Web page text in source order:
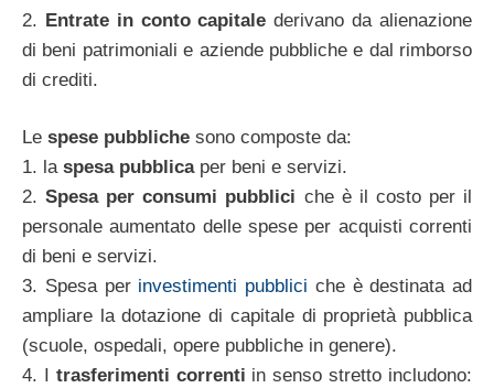
2. Entrate in conto capitale derivano da alienazione
di beni patrimoniali e aziende pubbliche e dal rimborso
di crediti.
Le spese pubbliche sono composte da:
1. la spesa pubblicaper beni e servizi.
2.Spesa per consumi pubblici che è il costo per il
personale aumentato delle spese per acquisti correnti
di beni e servizi.
3. Spesa perinvestimenti pubblici che è destinata ad
ampliare la dotazione di capitale di proprietà pubblica
(scuole, ospedali, opere pubbliche in genere).
4. I trasferimenti correnti in senso stretto includono: